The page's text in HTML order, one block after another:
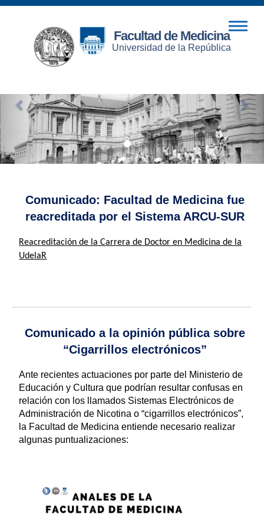
Facultad de Medicina
Universidad de la República
Comunicado: Facultad de Medicina fue
reacreditada por el Sistema ARCU-SUR
Reacreditación de la Carrera de Doctor en Medicina de la
UdelaR
Comunicado a la opinión pública sobre
“Cigarrillos electrónicos”
Ante recientes actuaciones por parte del Ministerio de
Educación y Cultura que podrían resultar confusas en
relación con los llamados Sistemas Electrónicos de
Administración de Nicotina o “cigarrillos electrónicos”,
la Facultad de Medicina entiende necesario realizar
algunas puntualizaciones: